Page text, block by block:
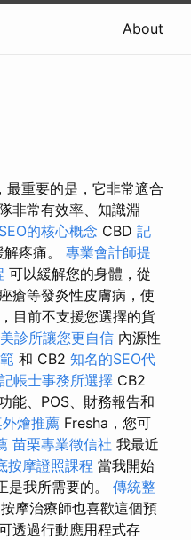
About
重要的是，它非常適合
非常有效率、知識淵
的核心概念 CBD 記
疼痛。 專業會計師提
可以緩解您的身體，從
瘡等發炎性皮膚病，使
目前不支援您選擇的貨
診所讓您更自信 內源性
和 CB2 知名的SEO代
帳士事務所選擇 CB2
能、POS、財務報告和
燴推薦 Fresha，您可
苗栗專業徵信社 我最近
按摩證照課程 當我開始
是我所需要的。 傳統整
摩治療師也喜歡這個預
透過行動應用程式存